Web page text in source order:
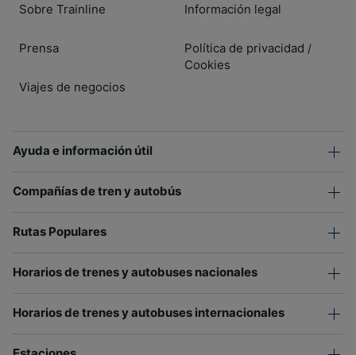
Sobre Trainline
Prensa
Viajes de negocios
Información legal
Política de privacidad /
Cookies
Ayuda e información útil
Compañías de tren y autobús
Rutas Populares
Horarios de trenes y autobuses nacionales
Horarios de trenes y autobuses internacionales